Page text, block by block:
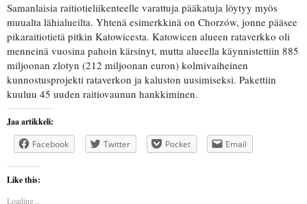
Samanlaisia raitiotieliikenteelle varattuja pääkatuja löytyy myös
muualta lähialueilta. Yhtenä esimerkkinä on Chorzów, jonne pääsee
pikaraitiotietä pitkin Katowicesta. Katowicen alueen rataverkko oli
menneinä vuosina pahoin kärsinyt, mutta alueella käynnistettiin 885
miljoonan zlotyn (212 miljoonan euron) kolmivaiheinen
kunnostusprojekti rataverkon ja kaluston uusimiseksi. Pakettiin
kuuluu 45 uuden raitiovaunun hankkiminen.
Jaa artikkeli:
Facebook
Twitter Pocket Email
Like this:
Loading...